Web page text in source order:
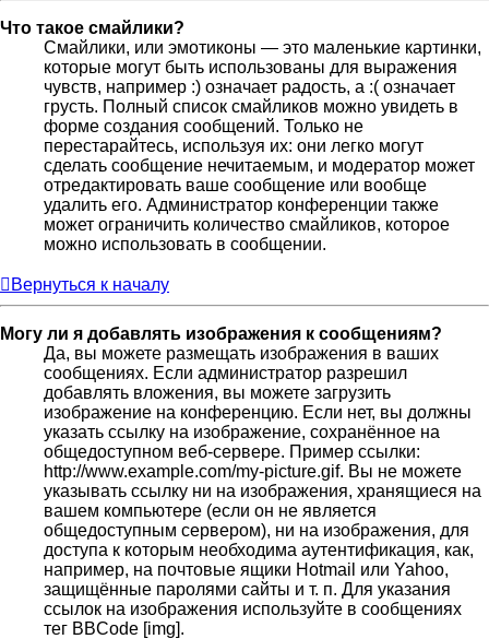
Что такое смайлики?
Смайлики, или эмотиконы — это маленькие картинки,
которые могут быть использованы для выражения
чувств, например :) означает радость, а :( означает
грусть. Полный список смайликов можно увидеть в
форме создания сообщений. Только не
перестарайтесь, используя их: они легко могут
сделать сообщение нечитаемым, и модератор может
отредактировать ваше сообщение или вообще
удалить его. Администратор конференции также
может ограничить количество смайликов, которое
можно использовать в сообщении.
Вернуться к началу
Могу ли я добавлять изображения к сообщениям?
Да, вы можете размещать изображения в ваших
сообщениях. Если администратор разрешил
добавлять вложения, вы можете загрузить
изображение на конференцию. Если нет, вы должны
указать ссылку на изображение, сохранённое на
общедоступном веб-сервере. Пример ссылки:
http://www.example.com/my-picture.gif. Вы не можете
указывать ссылку ни на изображения, хранящиеся на
вашем компьютере (если он не является
общедоступным сервером), ни на изображения, для
доступа к которым необходима аутентификация, как,
например, на почтовые ящики Hotmail или Yahoo,
защищённые паролями сайты и т. п. Для указания
ссылок на изображения используйте в сообщениях
тег BBCode [img].